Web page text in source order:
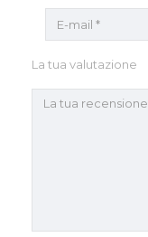
La tua valutazione